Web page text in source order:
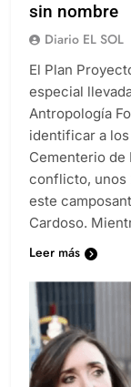
sin nombre
Diario EL SOL
El Plan
especial
Antropología
identificar a
Cementerio de
conflicto, unos
este
Cardoso.
Leer más